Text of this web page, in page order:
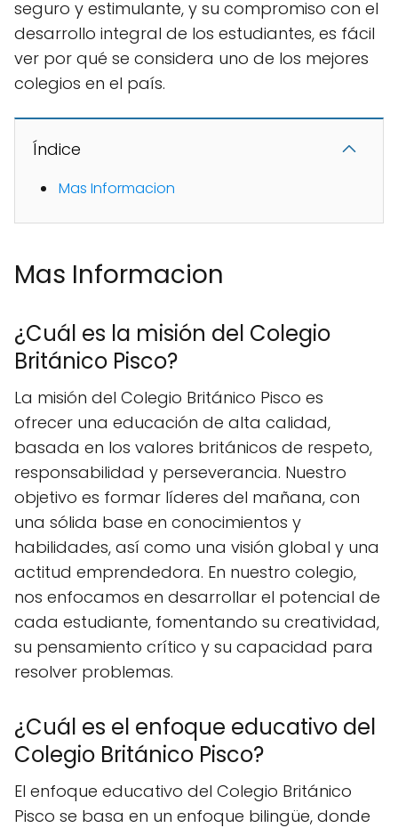
seguro y estimulante, y su compromiso con el
desarrollo integral de los estudiantes, es fácil
ver por qué se considera uno de los mejores
colegios en el país.
Índice
Mas Informacion
Mas Informacion
¿Cuál es la misión del Colegio
Británico Pisco?
La misión del Colegio Británico Pisco es
ofrecer una educación de alta calidad,
basada en los valores británicos de respeto,
responsabilidad y perseverancia. Nuestro
objetivo es formar líderes del mañana, con
una sólida base en conocimientos y
habilidades, así como una visión global y una
actitud emprendedora. En nuestro colegio,
nos enfocamos en desarrollar el potencial de
cada estudiante, fomentando su creatividad,
su pensamiento crítico y su capacidad para
resolver problemas.
¿Cuál es el enfoque educativo del
Colegio Británico Pisco?
El enfoque educativo del Colegio Británico
Pisco se basa en un enfoque bilingüe, donde